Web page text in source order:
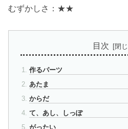
むずかしさ：★★
目次
作るパーツ
あたま
からだ
て、あし、しっぽ
がったい